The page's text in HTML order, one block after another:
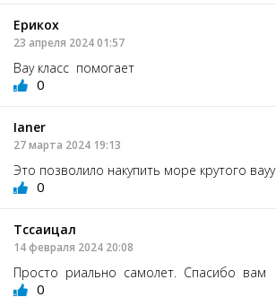
Ерикох
23 апреля 2024 01:57
Вау класс помогает
0
Ianer
27 марта 2024 19:13
Это позволило накупить море крутого вауу
0
Тссаицал
14 февраля 2024 20:08
Просто риально самолет. Спасибо вам
0